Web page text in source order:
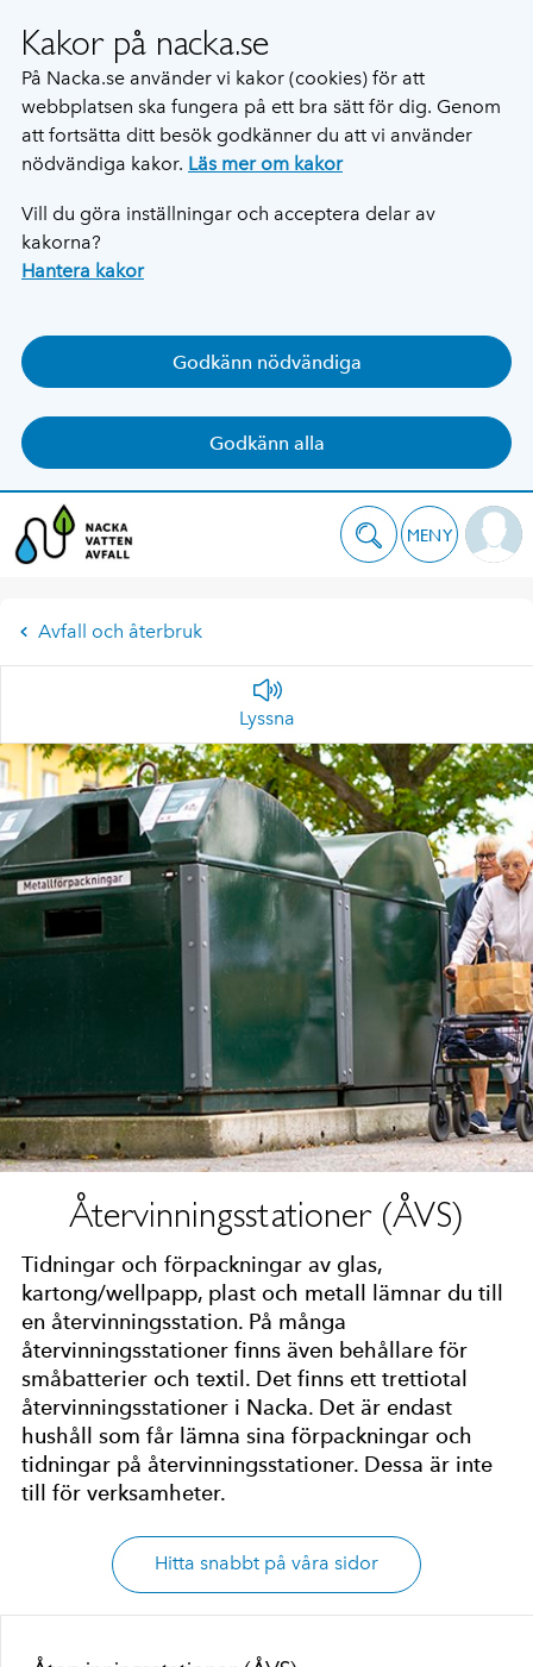
Kakor på nacka.se
På Nacka.se använder vi kakor (cookies) för att
webbplatsen ska fungera på ett bra sätt för dig. Genom
att fortsätta ditt besök godkänner du att vi använder
nödvändiga kakor. Läs mer om kakor
Vill du göra inställningar och acceptera delar av
kakorna?
Hantera kakor
Godkänn nödvändiga
Godkänn alla
MENY
Avfall och återbruk
Lyssna
Återvinningsstationer (ÅVS)
Tidningar och förpackningar av glas,
kartong/wellpapp, plast och metall lämnar du till
en återvinningsstation. På många
återvinningsstationer finns även behållare för
småbatterier och textil. Det finns ett trettiotal
återvinningsstationer i Nacka. Det är endast
hushåll som får lämna sina förpackningar och
tidningar på återvinningsstationer. Dessa är inte
till för verksamheter.
Hitta snabbt på våra sidor